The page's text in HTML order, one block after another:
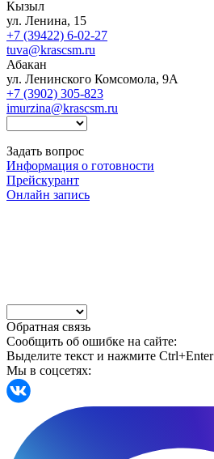
Кызыл
ул. Ленина, 15
+7 (39422) 6-02-27
tuva@krascsm.ru
Абакан
ул. Ленинского Комсомола, 9А
+7 (3902) 305-823
imurzina@krascsm.ru
Задать вопрос
Информация о готовности
Прейскурант
Онлайн запись
Обратная связь
Сообщить об ошибке на сайте:
Выделите текст и нажмите Ctrl+Enter
Мы в соцсетях: